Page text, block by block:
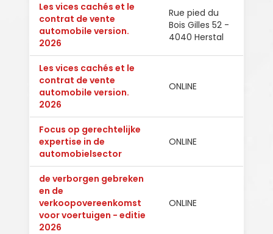
Les vices cachés et le
contrat de vente
automobile version.
2026
Rue pied du
Bois Gilles 52 -
4040 Herstal
Les vices cachés et le
contrat de vente
automobile version.
2026
ONLINE
Focus op gerechtelijke
expertise in de
automobielsector
ONLINE
de verborgen gebreken
en de
verkoopovereenkomst
voor voertuigen - editie
2026
ONLINE